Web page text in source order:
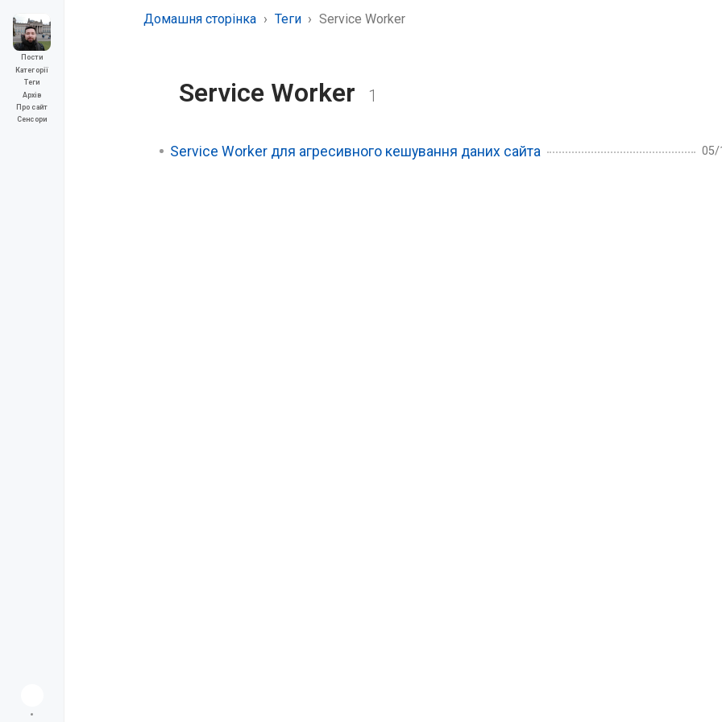
Пости
Категорії
Теги
Архів
Про сайт
Сенсори
Домашня сторінка Теги Service Worker
Service Worker 1
Service Worker для агресивного кешування даних сайта 05/